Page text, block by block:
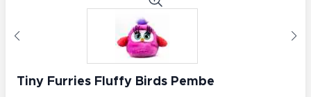
Tiny Furries Fluffy Birds Pembe